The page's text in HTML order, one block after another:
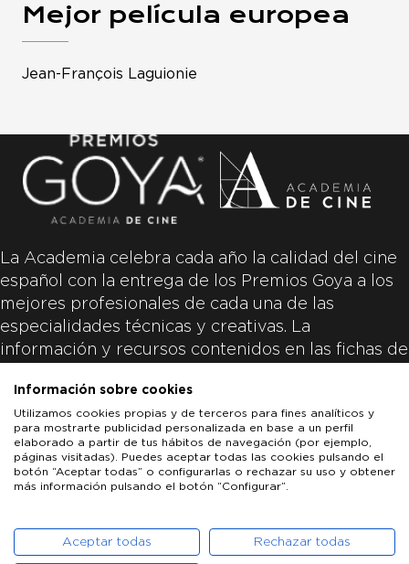
Mejor película europea
Jean-François Laguionie
La Academia celebra cada año la calidad del cine
español con la entrega de los Premios Goya a los
mejores profesionales de cada una de las
especialidades técnicas y creativas. La
información y recursos contenidos en las fichas de
productoras de las películas y responsabilidad
única y exclusiva de las mismas.
ACADEMIA DE CINE
PATROCINADORES PRENSA CONTACTO
Información sobre cookies
Utilizamos cookies propias y de terceros para fines analíticos y
para mostrarte publicidad personalizada en base a un perfil
elaborado a partir de tus hábitos de navegación (por ejemplo,
páginas visitadas). Puedes aceptar todas las cookies pulsando el
botón “Aceptar todas” o configurarlas o rechazar su uso y obtener
más información pulsando el botón “Configurar”.
Aceptar todas Rechazar todas